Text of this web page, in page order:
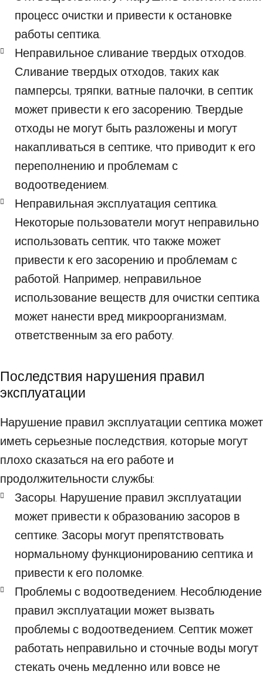
процесс очистки и привести к остановке
работы септика.
Неправильное сливание твердых отходов.
Сливание твердых отходов, таких как
памперсы, тряпки, ватные палочки, в септик
может привести к его засорению. Твердые
отходы не могут быть разложены и могут
накапливаться в септике, что приводит к его
переполнению и проблемам с
водоотведением.
Неправильная эксплуатация септика.
Некоторые пользователи могут неправильно
использовать септик, что также может
привести к его засорению и проблемам с
работой. Например, неправильное
использование веществ для очистки септика
может нанести вред микроорганизмам,
ответственным за его работу.
Последствия нарушения правил
эксплуатации
Нарушение правил эксплуатации септика может
иметь серьезные последствия, которые могут
плохо сказаться на его работе и
продолжительности службы:
Засоры. Нарушение правил эксплуатации
может привести к образованию засоров в
септике. Засоры могут препятствовать
нормальному функционированию септика и
привести к его поломке.
Проблемы с водоотведением. Несоблюдение
правил эксплуатации может вызвать
проблемы с водоотведением. Септик может
работать неправильно и сточные воды могут
стекать очень медленно или вовсе не